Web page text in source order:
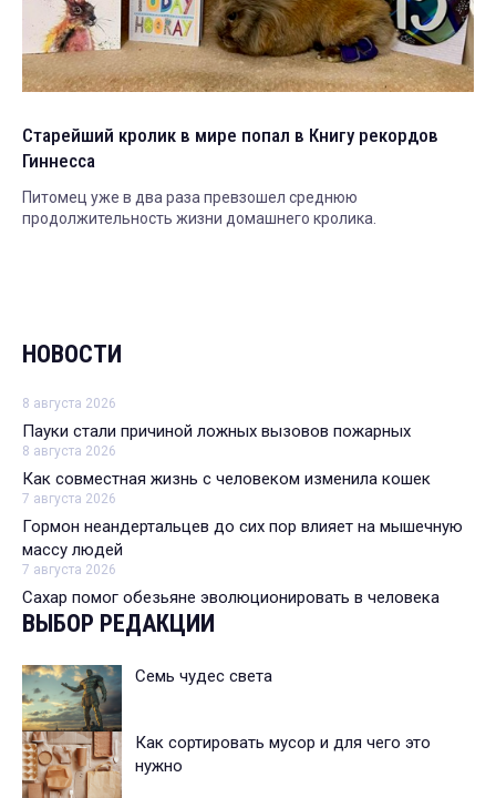
Старейший кролик в мире попал в Книгу рекордов
Гиннесса
Питомец уже в два раза превзошел среднюю
продолжительность жизни домашнего кролика.
НОВОСТИ
8 августа 2026
Пауки стали причиной ложных вызовов пожарных
8 августа 2026
Как совместная жизнь с человеком изменила кошек
7 августа 2026
Гормон неандертальцев до сих пор влияет на мышечную
массу людей
7 августа 2026
Сахар помог обезьяне эволюционировать в человека
ВЫБОР РЕДАКЦИИ
Семь чудес света
Как сортировать мусор и для чего это
нужно